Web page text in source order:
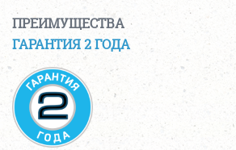
ПРЕИМУЩЕСТВА
ГАРАНТИЯ 2 ГОДА